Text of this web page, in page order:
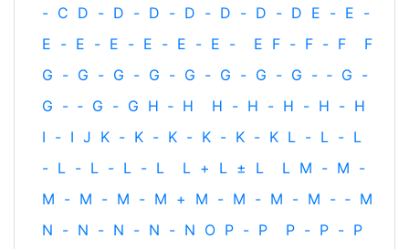
- C D - D - D - D - D - D - D E - E -
E - E - E - E - E - E - E F - F - F
F
G - G - G - G - G - G - G - G - ‐ G -
G - ‐ G - G H ‐ H H - H - H - H - H
I - I J K - K - K - K - K - K L - L - L
- L - L - L - L L + L ± L L M - M -
M - M - M - M + M - M - M - M - ‐ M
N - N - N - N - N O P - P P - P - P